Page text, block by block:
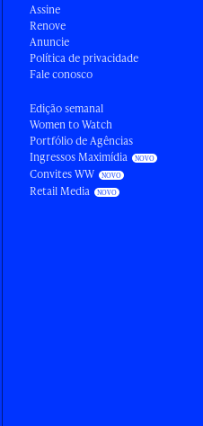
Assine
Renove
Anuncie
Política de privacidade
Fale conosco
Edição semanal
Women to Watch
Portfólio de Agências
Ingressos Maximídia
Convites WW
Retail Media